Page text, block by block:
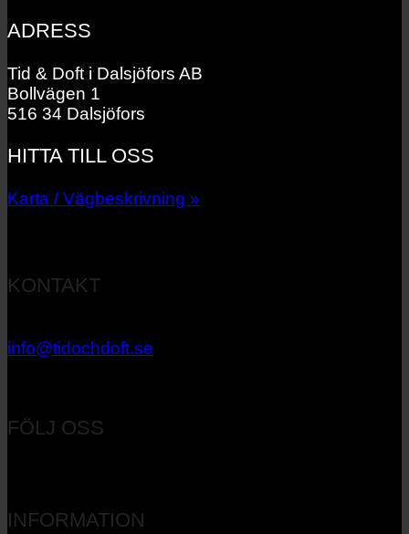
ADRESS
Tid & Doft i Dalsjöfors AB
Bollvägen 1
516 34 Dalsjöfors
HITTA TILL OSS
Karta / Vägbeskrivning »
KONTAKT
info@tidochdoft.se
FÖLJ OSS
INFORMATION